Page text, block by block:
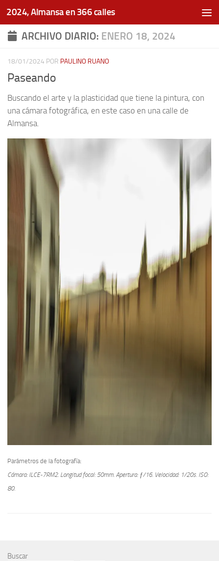
Saltar al contenido
2024, Almansa en 366 calles
ARCHIVO DIARIO: ENERO 18, 2024
18/01/2024 POR PAULINO RUANO
Paseando
Buscando el arte y la plasticidad que tiene la pintura, con
una cámara fotográfica, en este caso en una calle de
Almansa.
Parámetros de la fotografía:
Cámara: ILCE-7RM2. Longitud focal: 50mm. Apertura: ƒ/16. Velocidad: 1/20s. ISO:
80.
Buscar